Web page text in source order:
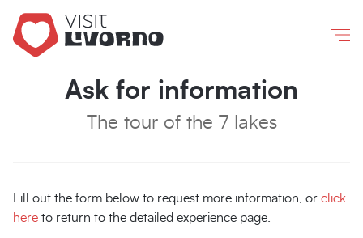
Livorno
Ask for information
The tour of the 7 lakes
Fill out the form below to request more information, or click
here to return to the detailed experience page.